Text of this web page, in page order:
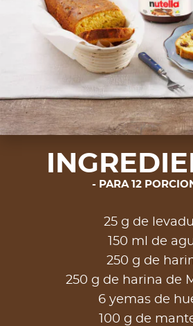
PARA 12
25 g de
150 ml de
250 g de
250 g de harina de
6 yemas de
100 g de